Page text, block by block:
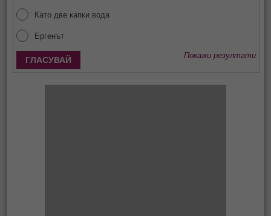
Като две капки вода
Ергенът
Покажи резултати